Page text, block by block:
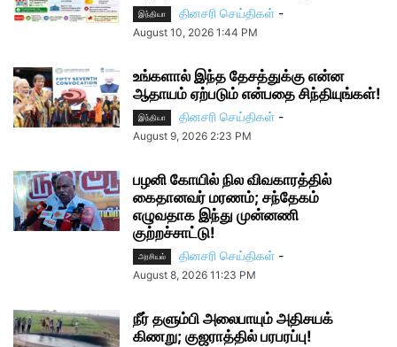
இந்தியா தினசரி செய்திகள் -
August 10, 2026 1:44 PM
உங்களால் இந்த தேசத்துக்கு என்ன
ஆதாயம் ஏற்படும் என்பதை சிந்தியுங்கள்!
இந்தியா தினசரி செய்திகள் -
August 9, 2026 2:23 PM
பழனி கோயில் நில விவகாரத்தில்
கைதானவர் மரணம்; சந்தேகம்
எழுவதாக இந்து முன்னணி
குற்றச்சாட்டு!
அரசியல் தினசரி செய்திகள் -
August 8, 2026 11:23 PM
நீர் தளும்பி அலைபாயும் அதிசயக்
கிணறு; குஜராத்தில் பரபரப்பு!